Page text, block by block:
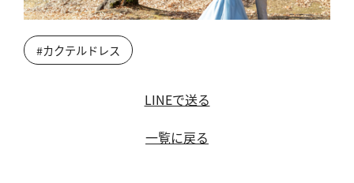
#カクテルドレス
LINEで送る
一覧に戻る